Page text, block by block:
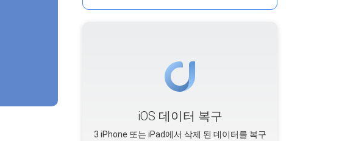
iOS 데이터 복구
3 iPhone 또는 iPad에서 삭제 된 데이터를 복구